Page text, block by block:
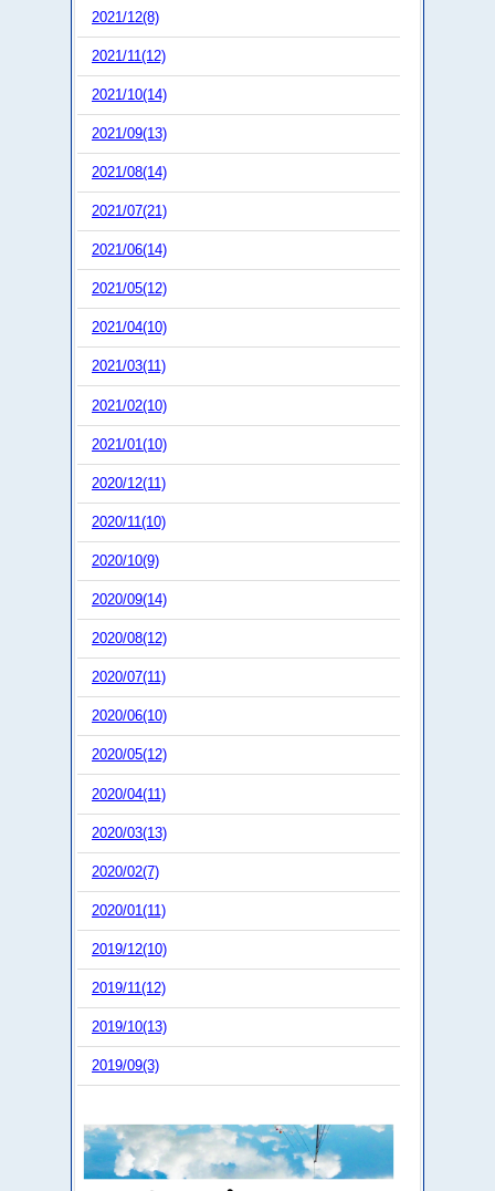
2021/12(8)
2021/11(12)
2021/10(14)
2021/09(13)
2021/08(14)
2021/07(21)
2021/06(14)
2021/05(12)
2021/04(10)
2021/03(11)
2021/02(10)
2021/01(10)
2020/12(11)
2020/11(10)
2020/10(9)
2020/09(14)
2020/08(12)
2020/07(11)
2020/06(10)
2020/05(12)
2020/04(11)
2020/03(13)
2020/02(7)
2020/01(11)
2019/12(10)
2019/11(12)
2019/10(13)
2019/09(3)